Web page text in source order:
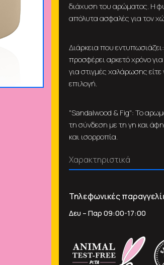
διάχυση του αρώματος. Η
απόλυτα ασφαλές για τον
Διάρκεια που
προσφέρει αρκετό χρόνο
για στιγμές χαλάρωσης
επιλογή.
"Sandalwood & Fig": Το
τη σύνδεση με τη γη και
και ισορροπία.
Χαρακτηριστικά
Τηλεφωνικές
Δευ – Παρ 09:00-17:00